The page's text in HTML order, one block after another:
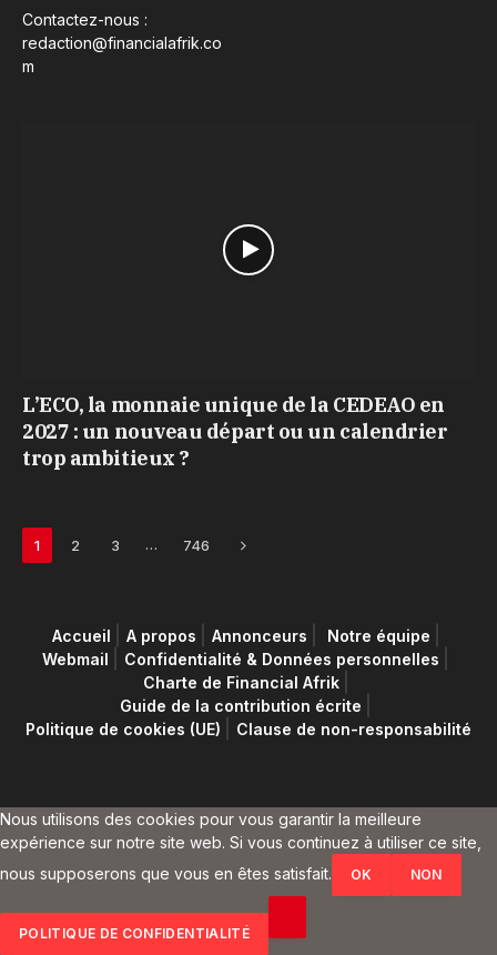
Contactez-nous :
redaction@financialafrik.co
m
L’ECO, la monnaie unique de la CEDEAO en
2027 : un nouveau départ ou un calendrier
trop ambitieux ?
1 2 3 … 746 Next
Accueil A propos Annonceurs
Notre équipe
Webmail
Confidentialité & Données personnelles
Charte de Financial Afrik
Guide de la contribution écrite
Politique de cookies (UE)
Clause de non-responsabilité
Nous utilisons des cookies pour vous garantir la meilleure
expérience sur notre site web. Si vous continuez à utiliser ce site,
nous supposerons que vous en êtes satisfait.
OK NON
POLITIQUE DE CONFIDENTIALITÉ